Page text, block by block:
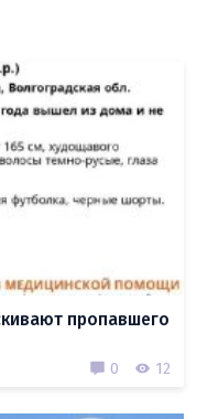
пропавшего
0 12